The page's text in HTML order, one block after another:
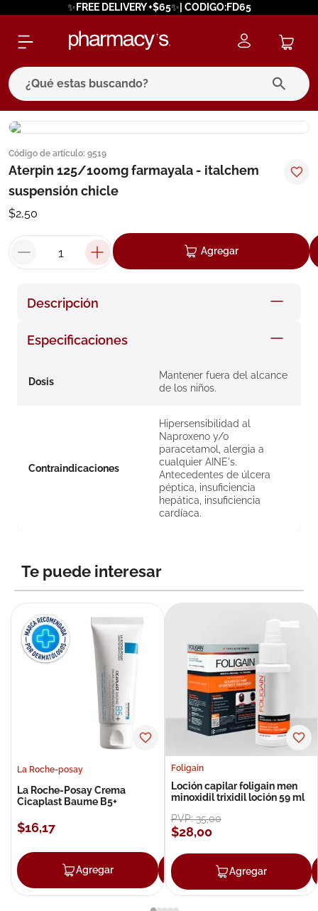
✨FREE DELIVERY +$65✨| CODIGO:FD65
¿Qué estas buscando?
Código de artículo: 9519
Aterpin 125/100mg farmayala - italchem
suspensión chicle
$2,50
Agregar
Descripción
Especificaciones
Dosis
Mantener fuera del alcance
de los niños.
Contraindicaciones
Hipersensibilidad al
Naproxeno y/o
paracetamol, alergia a
cualquier AINE's.
Antecedentes de úlcera
péptica, insuficiencia
hepática, insuficiencia
cardíaca.
Te puede interesar
La Roche-posay
La Roche-Posay Crema
Cicaplast Baume B5+
$16,17
Agregar Agregar
Foligain
Loción capilar foligain men
minoxidil trixidil loción 59 ml
PVP:35,00
$28,00
Agregar
términos más buscados
1. eucerin
cerave
7. isdin
roche posay
10.nivea